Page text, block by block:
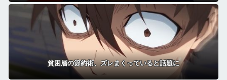
貧困層の節約術、ズレまくっていると話題に